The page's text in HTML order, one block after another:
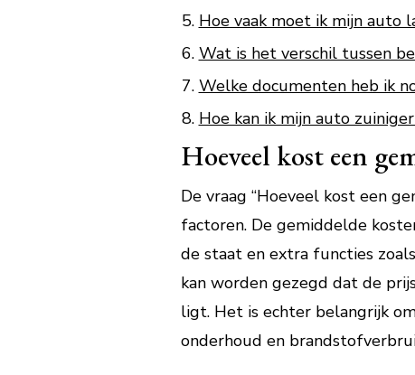
Hoe vaak moet ik mijn auto
Wat is het verschil tussen
Welke documenten heb ik
Hoe kan ik mijn auto
Hoeveel kost een
De vraag “Hoeveel kost een
factoren. De gemiddelde
de staat en extra functies
kan worden gezegd dat de
ligt. Het is echter belangrijk
onderhoud en